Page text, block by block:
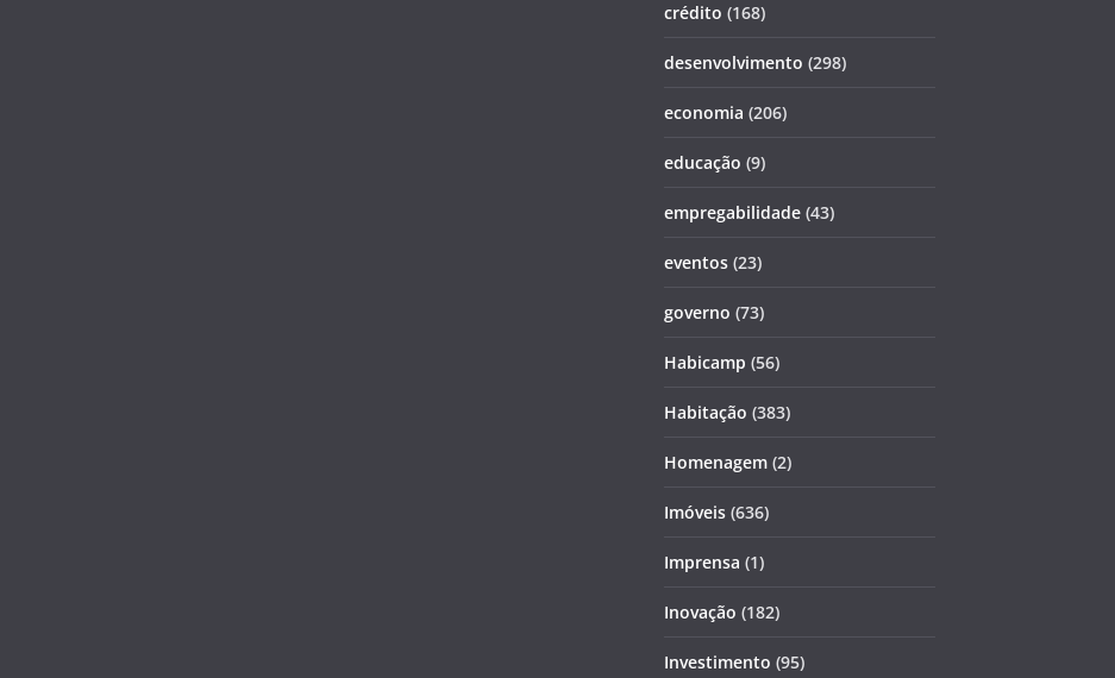
crédito (168)
desenvolvimento (298)
economia (206)
educação (9)
empregabilidade (43)
eventos (23)
governo (73)
Habicamp (56)
Habitação (383)
Homenagem (2)
Imóveis (636)
Imprensa (1)
Inovação (182)
Investimento (95)